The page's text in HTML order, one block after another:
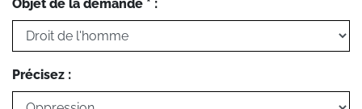
Objet de la demande * :
Précisez :